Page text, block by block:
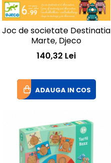
Joc de societate Destinatia
Marte, Djeco
140,32 Lei
ADAUGA IN COS